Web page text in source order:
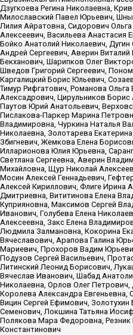
Дзугкоева Регина Николаевна,
Милославский Павел Юрьевич,
Лилия Айратовна, Сидорович
Алексеевич, Васильева Анастасия
Бойко Анатолий Николаевич,
Андрей Сергеевич, Аверин
Бекханович, Шарипков Олег
Шведов Григорий Сергеевич,
Каргалицкий Борис Юльевич,
Тимур Рифгатович, Романова
Алексадрович, Цирульников Борис
Паутов Юрий Анатольевич,
Пислакова-Паркер Марина
Владимировна, Чуркина Наталья
Николаевна, Золотарева
Збигневич, Жемкова Елена
Илларионова Юлия Юрьевна,
Светлана Сергеевна, Аверин
Михайловна, Щур Николай
Мосин Алексей Геннадьевич,
Алексей Кириллович, Флиге Ирина
Дмитриевна, Вититинова Елена
Куприяновна, Максимов Сергей
Иванович, Голубева Елена
Алексеевна, Закс Елена
Людмила Залмановна, Кокорина
Вячеславович, Арапова Галина
Мариевич, Прохоров Вадим
Подузов Сергей Васильевич,
Литинский Леонид Борисович,
Вячеслав Иванович, Шабад
Николаевна, Орлов Олег
Королева Александра
Вицин Сергей Ефимович,
Семенович, Локшина Татьяна
Полякова Мара Федоровна, Резник
Константинович